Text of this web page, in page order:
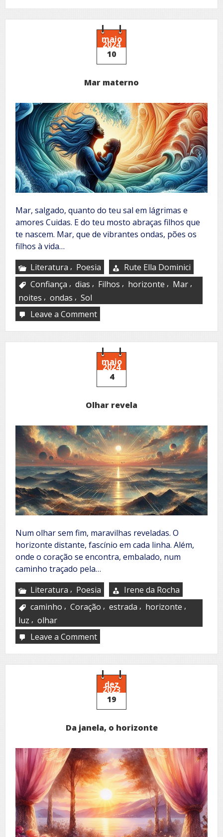
do
rio
maio
2024
10
Mar materno
Mar, salgado, quanto do teu sal em lágrimas e
amores Cuidas. E do teu mosto abraças filhos que
te nascem. Mar, que de vibrantes ondas, pões os
filhos à vida…
Literatura , Poesia
Rute Ella Dominici
Confiança , dias , Filhos , horizonte , Mar ,
noites , ondas , Sol
Leave a Commenton
materno
maio
2024
4
Olhar revela
Num olhar sem fim, maravilhas reveladas. O
horizonte distante, fascínio em cada linha. Além,
onde o coração se encontra, embalado, num
caminho traçado pela…
Literatura , Poesia
Irene da Rocha
caminho , Coração , estrada , horizonte ,
luz , olhar
Leave a Commenton
revela
dez
2023
19
Da janela, o horizonte